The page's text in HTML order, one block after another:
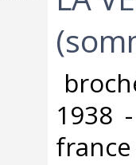
1938
france